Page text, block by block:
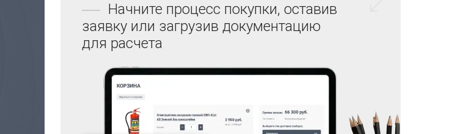
Начните процесс покупки, оставив
заявку или загрузив документацию
для расчета